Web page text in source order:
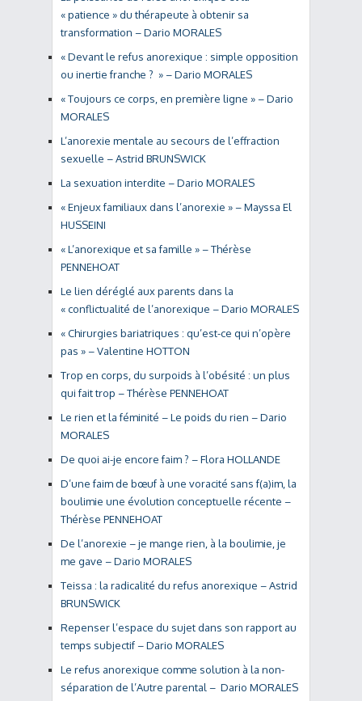
« patience » du thérapeute à obtenir sa
transformation – Dario MORALES
« Devant le refus anorexique : simple opposition
ou inertie franche ? » – Dario MORALES
« Toujours ce corps, en première ligne » – Dario
MORALES
L’anorexie mentale au secours de l’effraction
sexuelle – Astrid BRUNSWICK
La sexuation interdite – Dario MORALES
« Enjeux familiaux dans l’anorexie » – Mayssa El
HUSSEINI
« L’anorexique et sa famille » – Thérèse
PENNEHOAT
Le lien déréglé aux parents dans la
« conflictualité de l’anorexique – Dario MORALES
« Chirurgies bariatriques : qu’est-ce qui n’opère
pas » – Valentine HOTTON
Trop en corps, du surpoids à l’obésité : un plus
qui fait trop – Thérèse PENNEHOAT
Le rien et la féminité – Le poids du rien – Dario
MORALES
De quoi ai-je encore faim ? – Flora HOLLANDE
D’une faim de bœuf à une voracité sans f(a)im, la
boulimie une évolution conceptuelle récente –
Thérèse PENNEHOAT
De l’anorexie – je mange rien, à la boulimie, je
me gave – Dario MORALES
Teissa : la radicalité du refus anorexique – Astrid
BRUNSWICK
Repenser l’espace du sujet dans son rapport au
temps subjectif – Dario MORALES
Le refus anorexique comme solution à la non-
séparation de l’Autre parental – Dario MORALES